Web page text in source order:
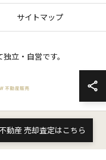
動産 売却査定はこちら
サイトマップ
立・自営です。
21 W不動産販売 ALL RIGHTS